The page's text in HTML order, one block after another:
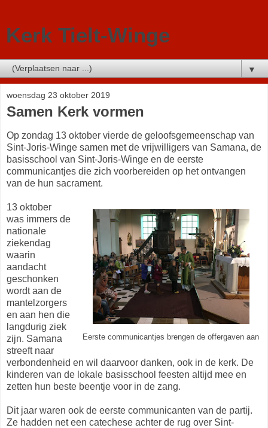
Kerk Tielt-Winge
▼
woensdag 23 oktober 2019
Samen Kerk vormen
Op zondag 13 oktober vierde de geloofsgemeenschap van
Sint-Joris-Winge samen met de vrijwilligers van Samana, de
basisschool van Sint-Joris-Winge en de eerste
communicantjes die zich voorbereiden op het ontvangen
van de hun sacrament.
Eerste communicantjes brengen de offergaven aan
13 oktober
was immers de
nationale
ziekendag
waarin
aandacht
geschonken
wordt aan de
mantelzorgers
en aan hen die
langdurig ziek
zijn. Samana
streeft naar
verbondenheid en wil daarvoor danken, ook in de kerk. De
kinderen van de lokale basisschool feesten altijd mee en
zetten hun beste beentje voor in de zang.
Dit jaar waren ook de eerste communicanten van de partij.
Ze hadden net een catechese achter de rug over Sint-